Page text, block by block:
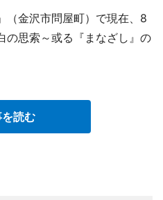
（金沢市問屋町）で現在、8
の思索～或る『まなざし』の
読む